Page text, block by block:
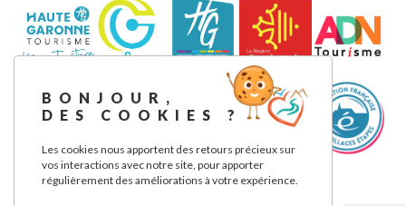
Legal noticePrivacy PolicyOur commitments
BONJOUR,
DES COOKIES ?
Les cookies nous apportent des retours précieux sur
vos interactions avec notre site, pour apporter
régulièrement des améliorations à votre expérience.